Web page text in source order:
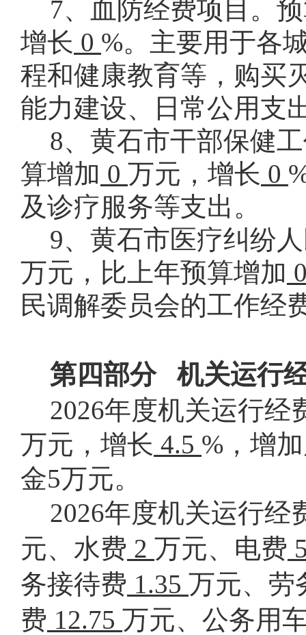
7、血防经费项目。
增长 0 %。主要用于各
程和健康教育等，购买
能力建设、日常公用支
8、 黄石市干部保健
算增加 0 万元，增长 0
及诊疗服务等支出。
9、黄石市医疗纠纷
万元，比上年预算增加
民调解委员会的工作经
第四部分
机关运行
2026年度机关运行经
万元，增长 4.5 % ，增
金5万元。
2026年度机关运行经
元、水费 2 万元、电费
务接待费 1.35 万元、劳
费 12.75 万元、公务用